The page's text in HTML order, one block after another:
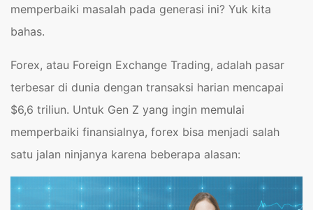
memperbaiki masalah pada generasi ini? Yuk kita
bahas.
Forex, atau Foreign Exchange Trading, adalah pasar
terbesar di dunia dengan transaksi harian mencapai
$6,6 triliun. Untuk Gen Z yang ingin memulai
memperbaiki finansialnya, forex bisa menjadi salah
satu jalan ninjanya karena beberapa alasan: